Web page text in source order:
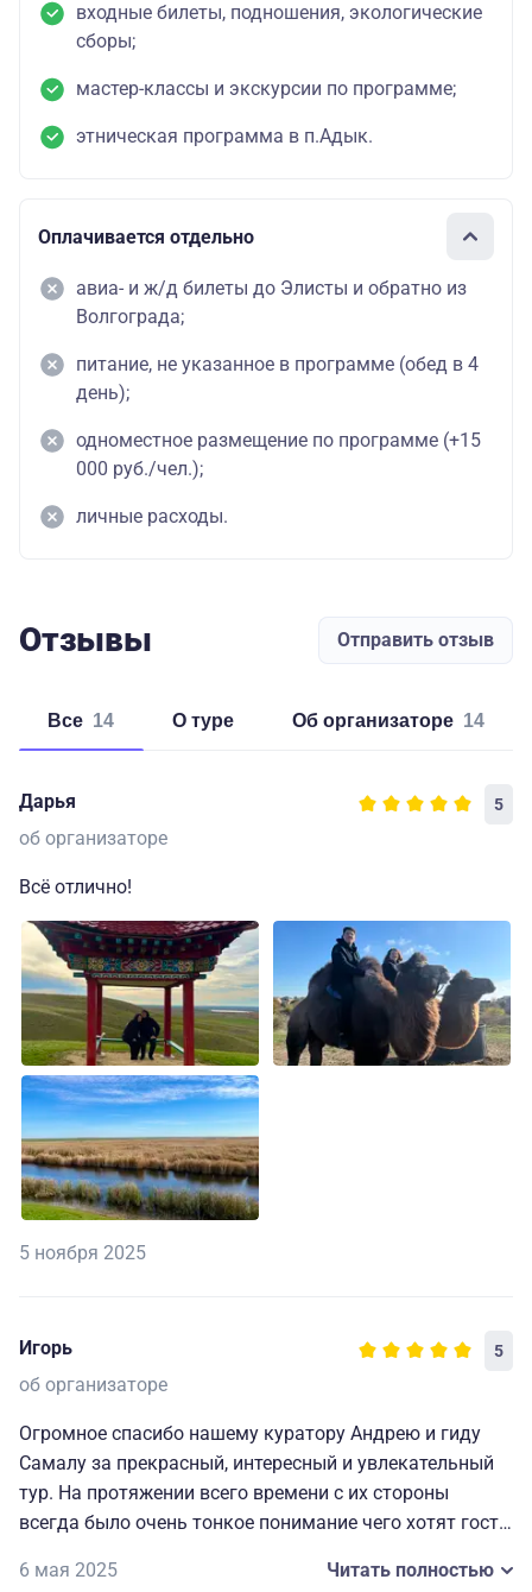
входные билеты, подношения, экологические
сборы;
мастер-классы и экскурсии по программе;
этническая программа в п.Адык.
Оплачивается отдельно
авиа- и ж/д билеты до Элисты и обратно из
Волгограда;
питание, не указанное в программе (обед в 4
день);
одноместное размещение по программе (+15
000 руб./чел.);
личные расходы.
Отзывы Отправить отзыв
Все 14 о туре об организаторе 14
Дарья 5
об организаторе
Всё отлично!
5 ноября 2025
Игорь 5
об организаторе
Огромное спасибо нашему куратору Андрею и гиду
Самалу за прекрасный, интересный и увлекательный
тур. На протяжении всего времени с их стороны
всегда было очень тонкое понимание чего хотят гости,
увлекательно преподносилась вся информация. Мы не
6 мая 2025 Читать полностью